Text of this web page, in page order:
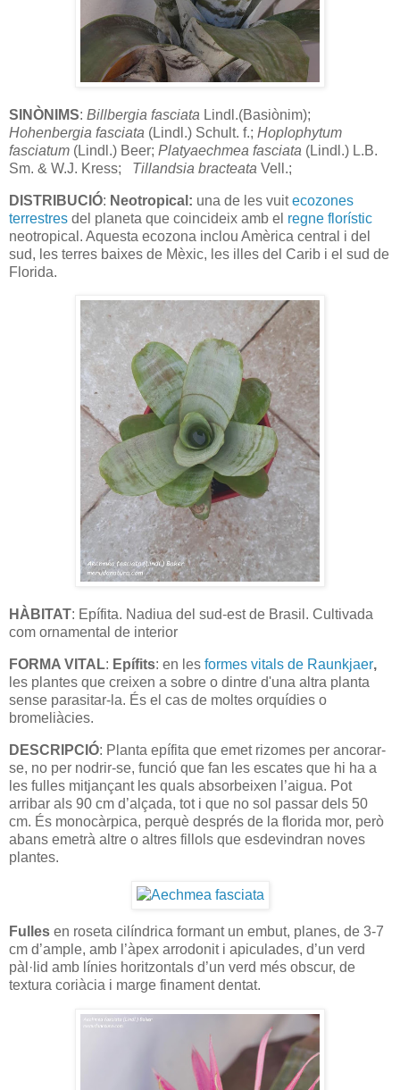
SINÒNIMS: Billbergia fasciata Lindl.(Basiònim);
Hohenbergia fasciata (Lindl.) Schult. f.; Hoplophytum
fasciatum (Lindl.) Beer; Platyaechmea fasciata (Lindl.) L.B.
Sm. & W.J. Kress; Tillandsia bracteata Vell.;
DISTRIBUCIÓ: Neotropical: una de les vuitecozones
terrestres del planeta que coincideix amb el regne florístic
neotropical. Aquesta ecozona inclou Amèrica central i del
sud, les terres baixes de Mèxic, les illes del Carib i el sud de
Florida.
HÀBITAT: Epífita. Nadiua del sud-est de Brasil. Cultivada
com ornamental de interior
FORMA VITAL: Epífits: en les formes vitals de Raunkjaer,
les plantes que creixen a sobre o dintre d'una altra planta
sense parasitar-la. És el cas de moltes orquídies o
bromeliàcies.
DESCRIPCIÓ: Planta epífita que emet rizomes per ancorar-
se, no per nodrir-se, funció que fan les escates que hi ha a
les fulles mitjançant les quals absorbeixen l’aigua. Pot
arribar als 90 cm d’alçada, tot i que no sol passar dels 50
cm. És monocàrpica, perquè després de la florida mor, però
abans emetrà altre o altres fillols que esdevindran noves
plantes.
Fulles en roseta cilíndrica formant un embut, planes, de 3-7
cm d’ample, amb l’àpex arrodonit i apiculades, d’un verd
pàl·lid amb línies horitzontals d’un verd més obscur, de
textura coriàcia i marge finament dentat.